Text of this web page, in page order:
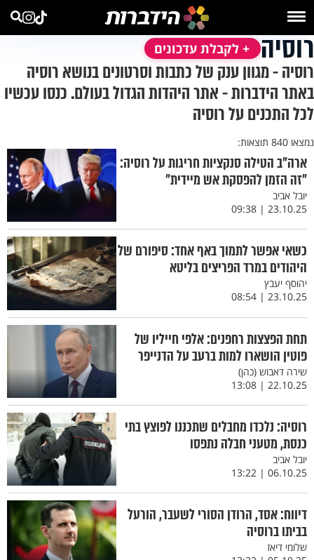
רוסיה + לקבלת עדכונים
רוסיה - מגוון ענק של כתבות וסרטונים בנושא רוסיה
באתר הידברות - אתר היהדות הגדול בעולם. כנסו עכשיו
לכל התכנים על רוסיה
נמצאו 840 תוצאות:
ארה"ב הטילה סנקציות חריגות על רוסיה:
״זה הזמן להפסקת אש מיידית״
יובל אביב
23.10.25 | 09:38
כשאי אפשר לתמוך באף אחד: סיפורם של
היהודים במרד הפריצים בליטא
יהוסף יעבץ
23.10.25 | 08:54
תחת הפצצות רחפנים: אלפי חייליו של
פוטין הושארו למות ברעב על הדנייפר
שירה דאבוש (כהן)
22.10.25 | 13:08
רוסיה: נלכדו מחבלים שתכננו לפוצץ בתי
כנסת, מטעני חבלה נתפסו
יובל אביב
06.10.25 | 13:22
דיווח: אסד, הרודן הסורי לשעבר, הורעל
בביתו ברוסיה
שלומי דיאז